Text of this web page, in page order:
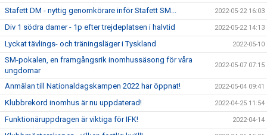
Stafett DM - nyttig genomkörare inför Stafett SM... 2022-05-22 16:03
Div 1 södra damer - 1p efter trejdeplatsen i halvtid 2022-05-22 14:13
Lyckat tävlings- och träningsläger i Tyskland 2022-05-10
SM-pokalen, en framgångsrik inomhussäsong för våra
ungdomar
2022-05-07 07:15
Anmälan till Nationaldagskampen 2022 har öppnat! 2022-05-04 09:41
Klubbrekord inomhus är nu uppdaterad! 2022-04-25 11:54
Funktionäruppdragen är viktiga för IFK! 2022-04-14